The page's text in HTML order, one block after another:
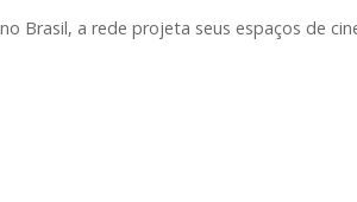
Brasil, a rede projeta seus espaços de